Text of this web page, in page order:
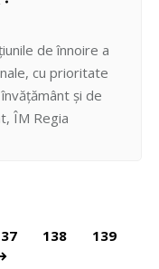
de înnoire a
cu prioritate
și de
ÎM Regia
la următoarele
138
139